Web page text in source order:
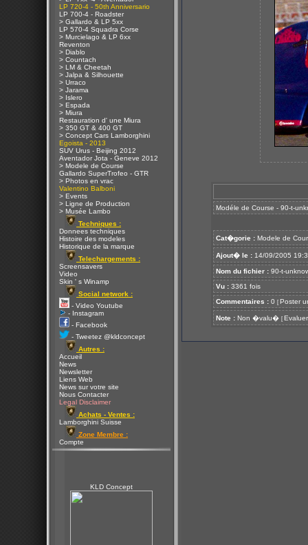
LP 720-4 - 50th Anniversario
LP 700-4 - Roadster
> Gallardo & LP 5xx
LP 570-4 Squadra Corse
> Murcielago & LP 6xx
Reventon
> Diablo
> Countach
> LM & Cheetah
> Jalpa & Silhouette
> Urraco
> Jarama
> Islero
> Espada
> Miura
Restauration d' une Miura
> 350 GT & 400 GT
> Concept Cars Lamborghini
Egoista - 2013
SUV Urus - Beijing 2012
Aventador Jota - Geneve 2012
> Modele de Course
Gallardo SuperTrofeo - GTR
> Photos en vrac
Valentino Balboni
> Events
> Ligne de Production
> Musée Lambo
Techniques :
Donnees techniques
Histoire des modeles
Historique de la marque
Telechargements :
Screensavers
Video
Skin ' s Winamp
Social network :
- Video Youtube
- Instagram
- Facebook
- Tweetez @kldconcept
Autres :
Accueil
News
Newsletter
Liens Web
News sur votre site
Nous Contacter
Legal Disclaimer
Achats - Ventes :
Lamborghini Suisse
Zone Membre :
Compte
KLD Concept
Modéle de Course - 90-t-
Cat�gorie : Modele de
Ajout� le : 14/09/2005
Nom du fichier : 90-t-
Vu : 3361 fois
Commentaires : 0 [ Poster
Note : Non �valu� [ Evaluer